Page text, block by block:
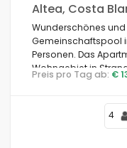
Altea, Costa
Wunderschönes
Gemeinschaftspool
Personen. Das
Wohngebiet in
Preis pro Tag ab: €
4